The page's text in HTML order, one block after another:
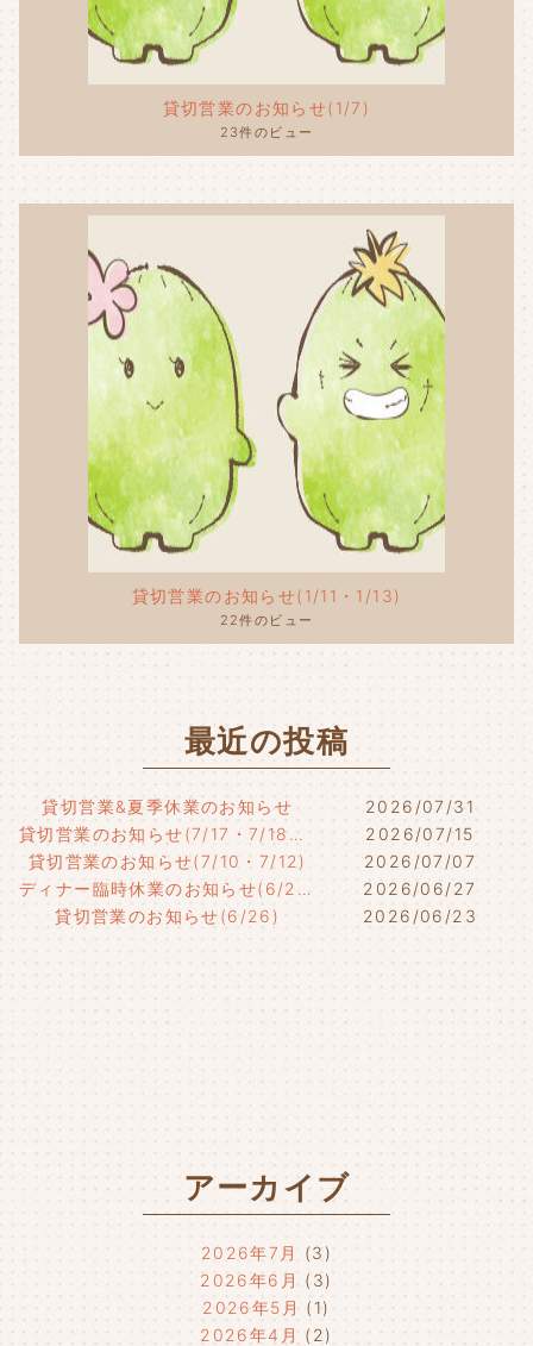
貸切営業のお知らせ(1/7)
23件のビュー
貸切営業のお知らせ(1/11・1/13)
22件のビュー
最近の投稿
貸切営業&夏季休業のお知らせ
2026/07/31
貸切営業のお知らせ(7/17・7/18・7/21)
2026/07/15
貸切営業のお知らせ(7/10・7/12)
2026/07/07
ディナー臨時休業のお知らせ(6/29)
2026/06/27
貸切営業のお知らせ(6/26)
2026/06/23
アーカイブ
2026年7月
(3)
2026年6月 (3)
2026年5月 (1)
2026年4月 (2)